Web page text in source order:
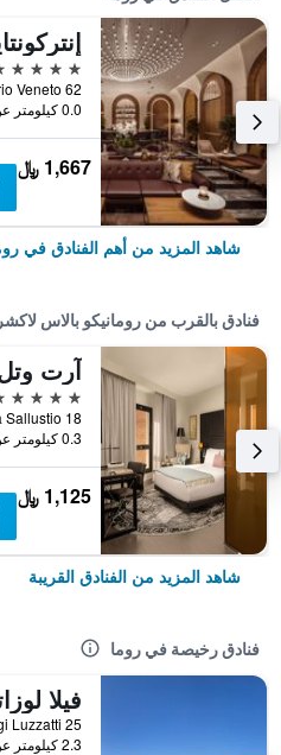
5 نجوم
0.0 كيلومتر عن وسط المدينة
1,667 ﷼
شاهد المزيد من أهم الفنادق في
فنادق بالقرب من رومانيكو بالاس
5 نجوم
0.3 كيلومتر عن وسط المدينة
1,125 ﷼
شاهد المزيد من الفنادق القريبة
فنادق رخيصة في روما
2.3 كيلومتر عن وسط المدينة